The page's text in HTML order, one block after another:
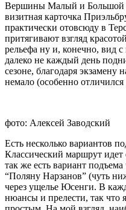
Вершины Малый и Большой
визитная карточка
практически отовсюду в
притягивают взгляд
рельефа ну и, конечно, вид
далеко не каждый день
сезоне, благодаря экзамену
немало (особенно
фото: Алексей Заводский
Есть несколько вариантов
Классический маршрут идет
так же есть вариант
“Поляну Нарзанов” (чуть
через ущелье Юсенги. В
нюансы и прелести, так что